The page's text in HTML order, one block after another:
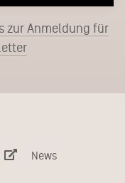
zur Anmeldung für
News